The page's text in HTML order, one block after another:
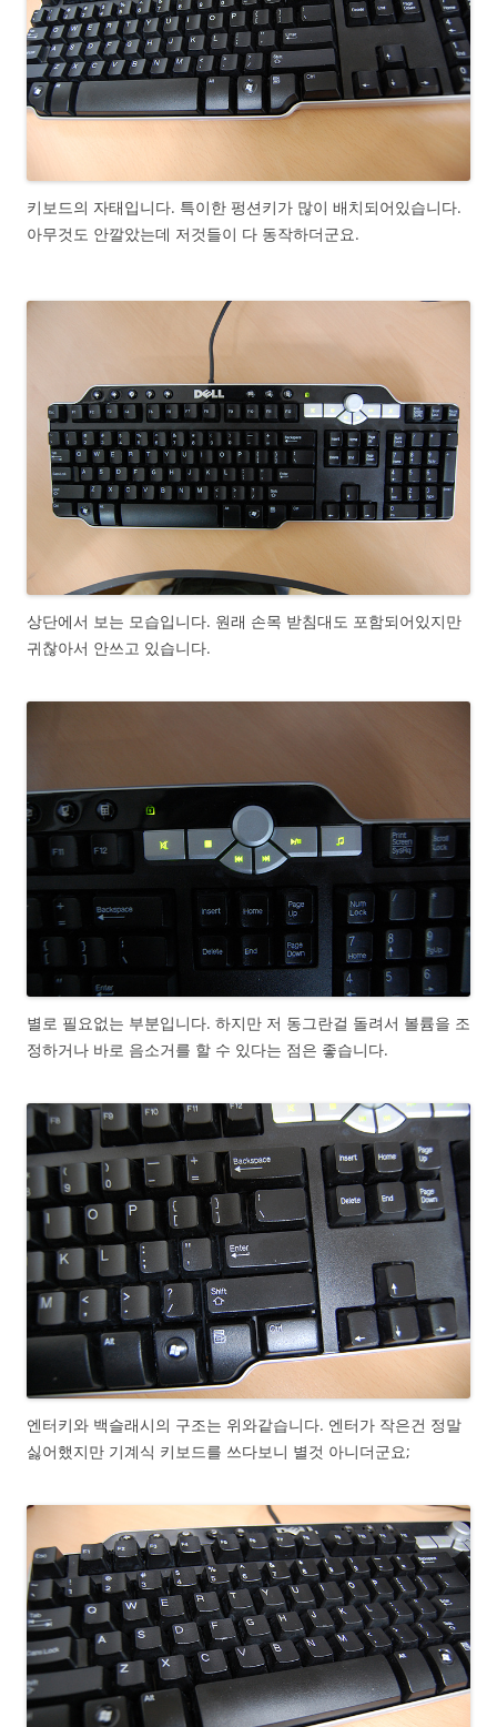
키보드의 자태입니다. 특이한 펑션키가 많이 배치되어있습니다.
아무것도 안깔았는데 저것들이 다 동작하더군요.
상단에서 보는 모습입니다. 원래 손목 받침대도 포함되어있지만
귀찮아서 안쓰고 있습니다.
별로 필요없는 부분입니다. 하지만 저 동그란걸 돌려서 볼륨을 조
정하거나 바로 음소거를 할 수 있다는 점은 좋습니다.
엔터키와 백슬래시의 구조는 위와같습니다. 엔터가 작은건 정말
싫어했지만 기계식 키보드를 쓰다보니 별것 아니더군요;